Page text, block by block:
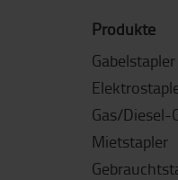
Produkte
Gabelstapler
Gas/Diesel-
Mietstapler